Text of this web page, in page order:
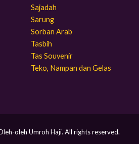
Sajadah
Sarung
Sorban Arab
Tasbih
Tas Souvenir
Teko, Nampan dan Gelas
oleh Umroh Haji. All rights reserved.